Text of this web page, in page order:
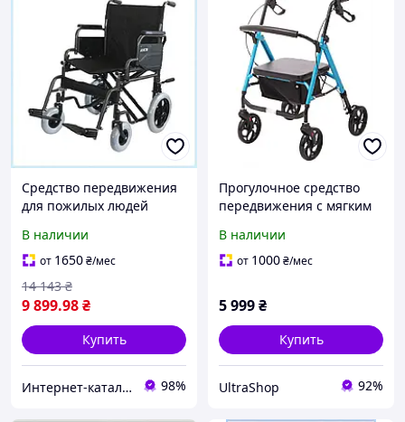
Средство передвижения
для пожилых людей
8E983X786
В наличии
от 1650₴/мес
9 899.98₴
14 143 ₴
Купить
Интер​нет-ка​т​ал​​ог ски​​д​ок "МОДНИК" 98%
Прогулочное средство
передвижения с мягким
9012KK586C
В наличии
от 1000₴/мес
5 999₴
Купить
UltraShop 92%